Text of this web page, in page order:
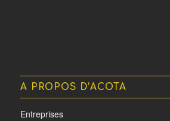
A PROPOS D’ACOTA
Entreprises